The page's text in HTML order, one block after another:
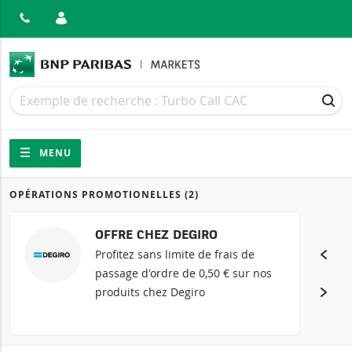
Recherche
Recherche
Navigation
Navigation sur le site
MENU
Produits
OPÉRATIONS PROMOTIONELLES (2)
OFFRE CHEZ DEGIRO
Profitez sans limite de frais de
passage d'ordre de 0,50 € sur nos
produits chez Degiro